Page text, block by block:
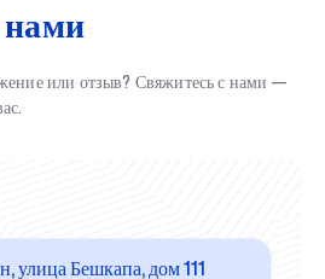
нами
или отзыв? Свяжитесь с нами —
улица Бешкапа, дом 111